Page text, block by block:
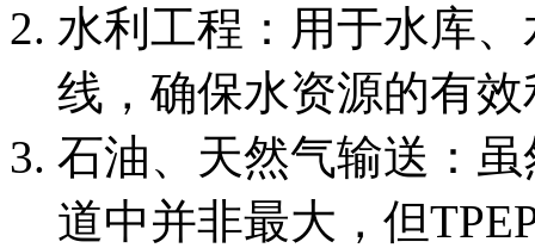
水利工程‌：用于水库
线，确保水资源的有
石油、天然气输送‌：
道中并非最大，但